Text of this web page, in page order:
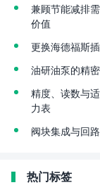
兼顾节能减排
价值
更换海德福斯
油研油泵的精
精度、读数与
力表
阀块集成与回
热门标签